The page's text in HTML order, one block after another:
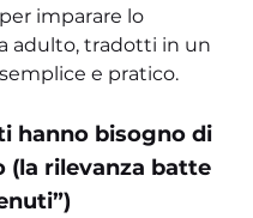
imparare lo
adulto, tradotti in un
e pratico.
hanno bisogno di
(la rilevanza batte